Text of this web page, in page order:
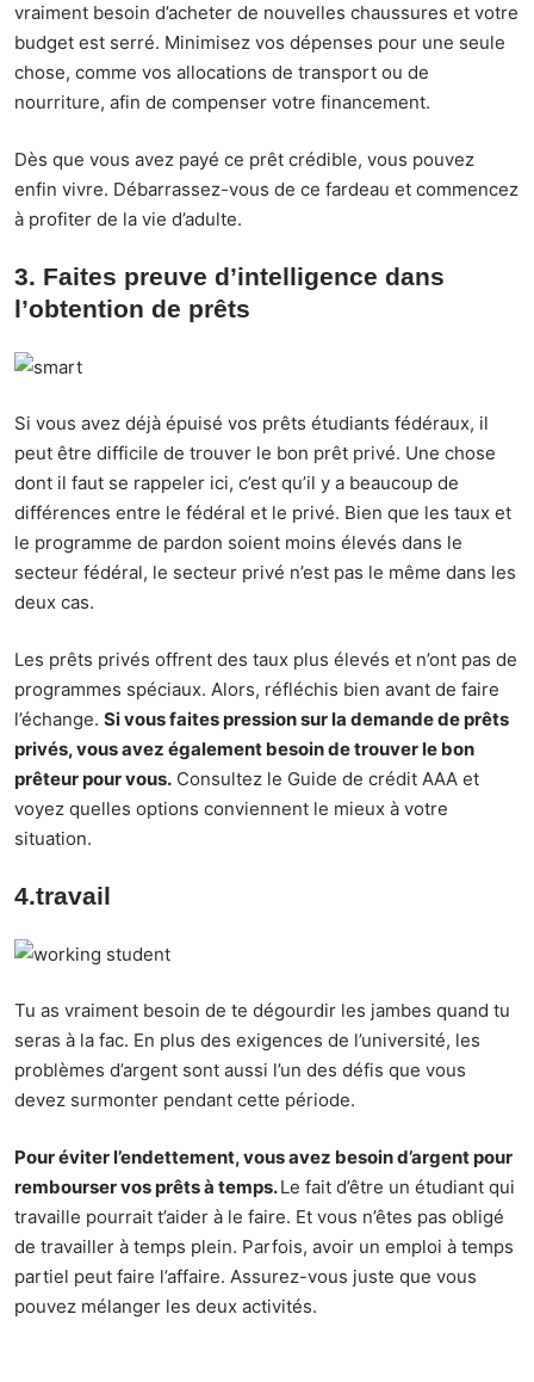
vraiment besoin d’acheter de nouvelles chaussures et votre
budget est serré. Minimisez vos dépenses pour une seule
chose, comme vos allocations de transport ou de
nourriture, afin de compenser votre financement.
Dès que vous avez payé ce prêt crédible, vous pouvez
enfin vivre. Débarrassez-vous de ce fardeau et commencez
à profiter de la vie d’adulte.
3. Faites preuve d’intelligence dans
l’obtention de prêts
Si vous avez déjà épuisé vos prêts étudiants fédéraux, il
peut être difficile de trouver le bon prêt privé. Une chose
dont il faut se rappeler ici, c’est qu’il y a beaucoup de
différences entre le fédéral et le privé. Bien que les taux et
le programme de pardon soient moins élevés dans le
secteur fédéral, le secteur privé n’est pas le même dans les
deux cas.
Les prêts privés offrent des taux plus élevés et n’ont pas de
programmes spéciaux. Alors, réfléchis bien avant de faire
l’échange. Si vous faites pression sur la demande de prêts
privés, vous avez également besoin de trouver le bon
prêteur pour vous. Consultez le Guide de crédit AAA et
voyez quelles options conviennent le mieux à votre
situation.
4.travail
Tu as vraiment besoin de te dégourdir les jambes quand tu
seras à la fac. En plus des exigences de l’université, les
problèmes d’argent sont aussi l’un des défis que vous
devez surmonter pendant cette période.
Pour éviter l’endettement, vous avez besoin d’argent pour
rembourser vos prêts à temps.Le fait d’être un étudiant qui
travaille pourrait t’aider à le faire. Et vous n’êtes pas obligé
de travailler à temps plein. Parfois, avoir un emploi à temps
partiel peut faire l’affaire. Assurez-vous juste que vous
pouvez mélanger les deux activités.